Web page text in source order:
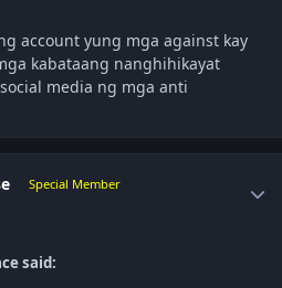
account yung mga against kay
kabataang nanghihikayat
media ng mga anti
Special Member
said: